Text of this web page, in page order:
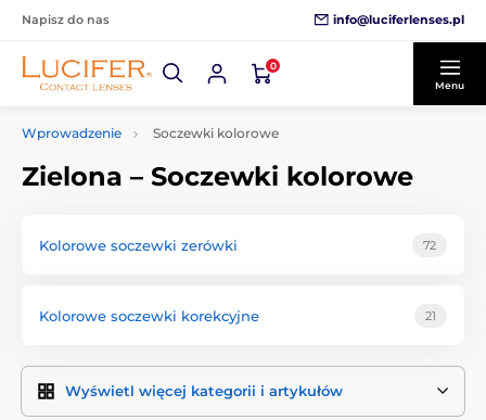
Napisz do nas info@luciferlenses.pl
0
Menu
Wprowadzenie Soczewki kolorowe
Zielona – Soczewki kolorowe
Kolorowe soczewki zerówki 72
Kolorowe soczewki korekcyjne 21
Wyświetl więcej kategorii i artykułów